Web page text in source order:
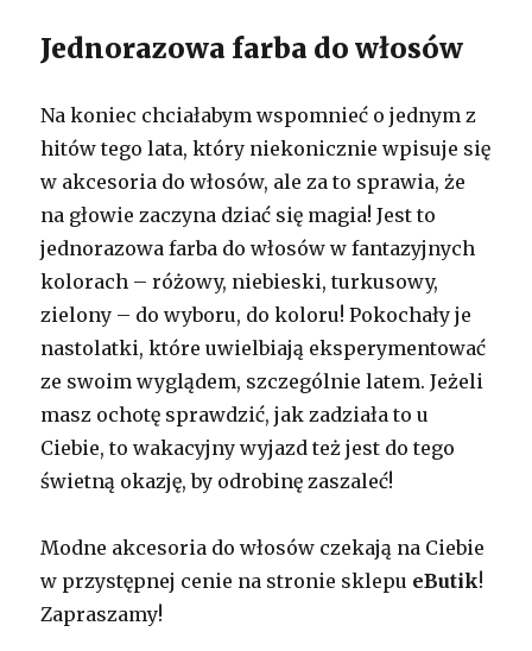
Jednorazowa farba do włosów
Na koniec chciałabym wspomnieć o jednym z
hitów tego lata, który niekonicznie wpisuje się
w akcesoria do włosów, ale za to sprawia, że
na głowie zaczyna dziać się magia! Jest to
jednorazowa farba do włosów w fantazyjnych
kolorach – różowy, niebieski, turkusowy,
zielony – do wyboru, do koloru! Pokochały je
nastolatki, które uwielbiają eksperymentować
ze swoim wyglądem, szczególnie latem. Jeżeli
masz ochotę sprawdzić, jak zadziała to u
Ciebie, to wakacyjny wyjazd też jest do tego
świetną okazję, by odrobinę zaszaleć!
Modne akcesoria do włosów czekają na Ciebie
w przystępnej cenie na stronie sklepu eButik!
Zapraszamy!